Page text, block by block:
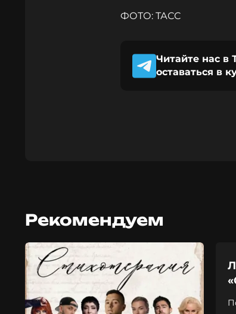
ФОТО: ТАСС
Читайте нас в
оставаться в
Рекомендуем